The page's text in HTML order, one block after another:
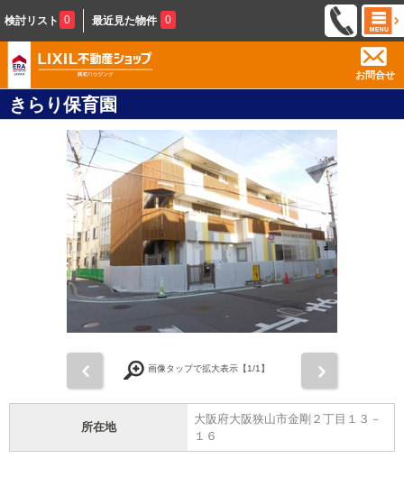
検討リスト 0 最近見た物件 0
お問合せ
きらり保育園
画像タップで拡大表示【1/1】
所在地
大阪府大阪狭山市金剛２丁目１３－
１６